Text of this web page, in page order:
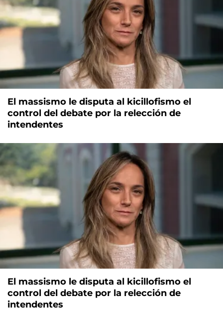
El massismo le disputa al kicillofismo el
control del debate por la relección de
intendentes
El massismo le disputa al kicillofismo el
control del debate por la relección de
intendentes